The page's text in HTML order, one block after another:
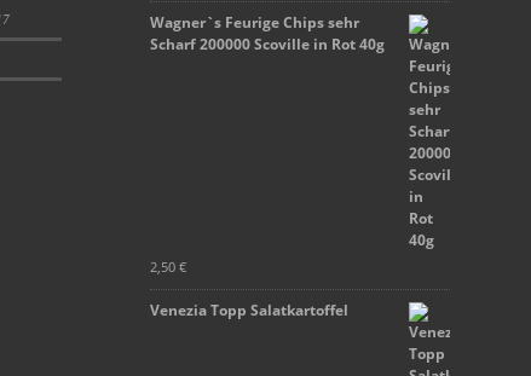
Wagner`s Feurige Chips sehr
Scharf 200000 Scoville in Rot 40g
2,50 €
Venezia Topp Salatkartoffel